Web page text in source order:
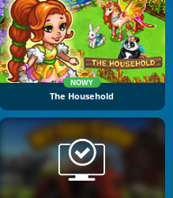
NOWY
The Household